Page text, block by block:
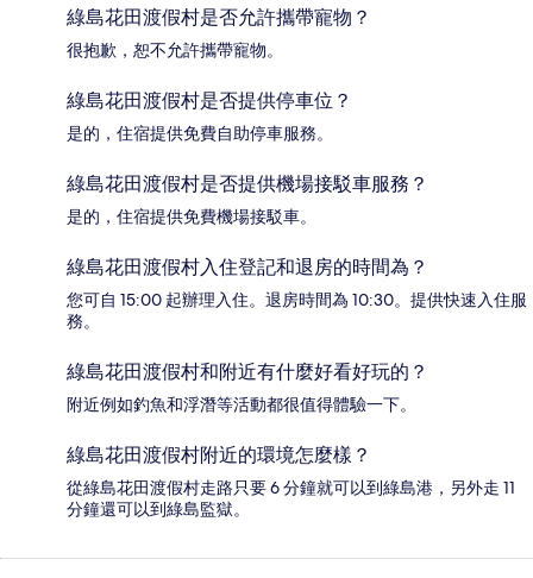
綠島花田渡假村是否允許攜帶寵物？
很抱歉，恕不允許攜帶寵物。
綠島花田渡假村是否提供停車位？
是的，住宿提供免費自助停車服務。
綠島花田渡假村是否提供機場接駁車服務？
是的，住宿提供免費機場接駁車。
綠島花田渡假村入住登記和退房的時間為？
您可自 15:00 起辦理入住。退房時間為 10:30。提供快速入住服
務。
綠島花田渡假村和附近有什麼好看好玩的？
附近例如釣魚和浮潛等活動都很值得體驗一下。
綠島花田渡假村附近的環境怎麼樣？
從綠島花田渡假村走路只要 6 分鐘就可以到綠島港，另外走 11
分鐘還可以到綠島監獄。